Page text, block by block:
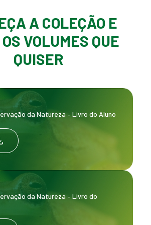
A COLEÇÃO E
VOLUMES QUE
QUISER
da Natureza – Livro do Aluno
da Natureza – Livro do